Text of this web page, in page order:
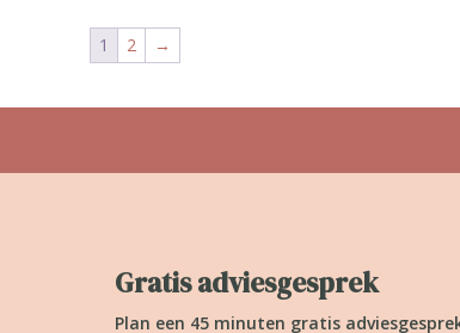
1 2 →
Gratis adviesgesprek
Plan een 45 minuten gratis